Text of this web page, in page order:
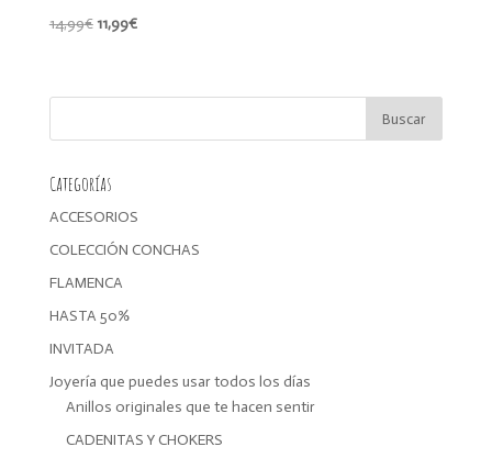
14,99€El
era:
11,99€El
es:
Categorías
ACCESORIOS
COLECCIÓN CONCHAS
FLAMENCA
HASTA 50%
INVITADA
Joyería que puedes usar todos los días
Anillos originales que te hacen sentir
CADENITAS Y CHOKERS